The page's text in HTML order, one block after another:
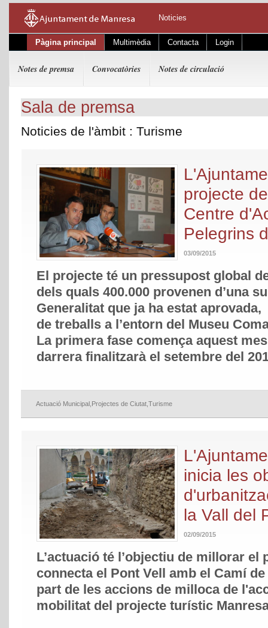
Noticies
Pàgina principal Multimèdia Contacta Login
Notes de premsa Convocatòries Notes de circulació
Sala de premsa
Noticies de l'àmbit : Turisme
projecte
Centre
Pelegrins
03/09/2015
El projecte té un pressupost global
dels quals 400.000 provenen d’una
Generalitat que ja ha estat
de treballs a l’entorn del Museu
La primera fase comença aquest
darrera finalitzarà el setembre del
Actuació Municipal Projectes de Ciutat Turisme
inicia les
la Vall del
02/09/2015
L’actuació té l’objectiu de millorar el
connecta el Pont Vell amb el Camí
part de les accions de milloca de
mobilitat del projecte turístic